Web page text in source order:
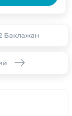
Баклажан